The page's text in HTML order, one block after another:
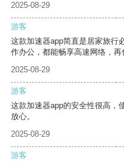
2025-08-29
游客
这款加速器app简直是居家旅行
作办公，都能畅享高速网络，再
2025-08-29
游客
这款加速器app的安全性很高，
放心。
2025-08-29
游客